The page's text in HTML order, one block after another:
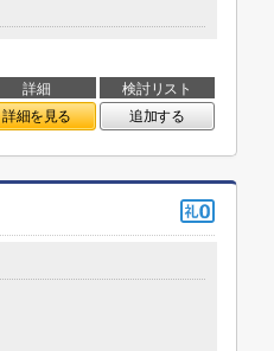
詳細
検討リスト
詳細を見る 追加する